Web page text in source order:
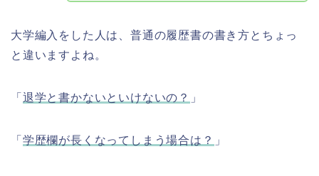
大学編入をした人は、普通の履歴書の書き方とちょっ
と違いますよね。
「 退学と書かないといけないの？ 」
「 学歴欄が長くなってしまう場合は？ 」